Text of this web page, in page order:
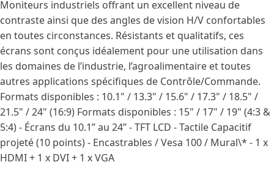
Moniteurs industriels offrant un excellent niveau de
contraste ainsi que des angles de vision H/V confortables
en toutes circonstances. Résistants et qualitatifs, ces
écrans sont conçus idéalement pour une utilisation dans
les domaines de l’industrie, l’agroalimentaire et toutes
autres applications spécifiques de Contrôle/Commande.
Formats disponibles : 10.1" / 13.3" / 15.6" / 17.3" / 18.5" /
21.5" / 24" (16:9) Formats disponibles : 15" / 17" / 19" (4:3 &
5:4) - Écrans du 10.1’’ au 24’’ - TFT LCD - Tactile Capacitif
projeté (10 points) - Encastrables / Vesa 100 / Mural\* - 1 x
HDMI + 1 x DVI + 1 x VGA